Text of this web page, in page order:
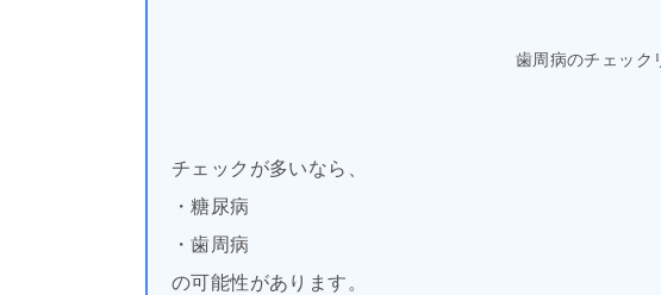
歯周病のチェック
チェックが多いなら、
・糖尿病
・歯周病
の可能性があります。